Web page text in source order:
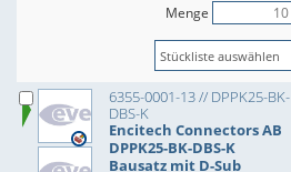
Menge
6355-0001-13 // DPPK25-BK-
DBS-K
Encitech Connectors AB
DPPK25-BK-DBS-K
Bausatz mit D-Sub